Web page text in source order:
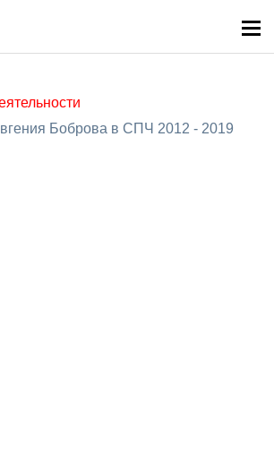
Боброва в СПЧ 2012 - 2019